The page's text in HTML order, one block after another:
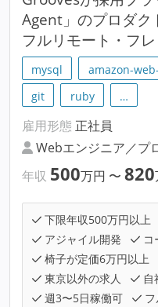
Agent」のプロダク
フルリモート・フ
mysql amazon-
git
ruby …
雇用形態 正社員
Webエンジニア／プ
年収 500万円 〜 820
下限年収500万円以上
アジャイル開発
コ
椅子が定価6万円以上
東京以外の求人
自
週3〜5日稼働可